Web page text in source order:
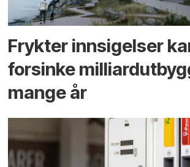
Frykter innsigelser
forsinke
mange år